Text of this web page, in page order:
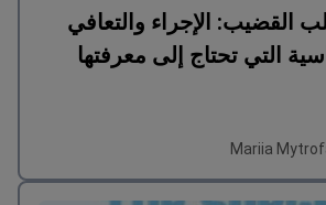
القضيب: الإجراء والتعافي
التي تحتاج إلى معرفتها